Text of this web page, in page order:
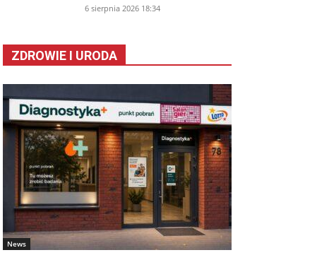
6 sierpnia 2026 18:34
ZDROWIE I URODA
News